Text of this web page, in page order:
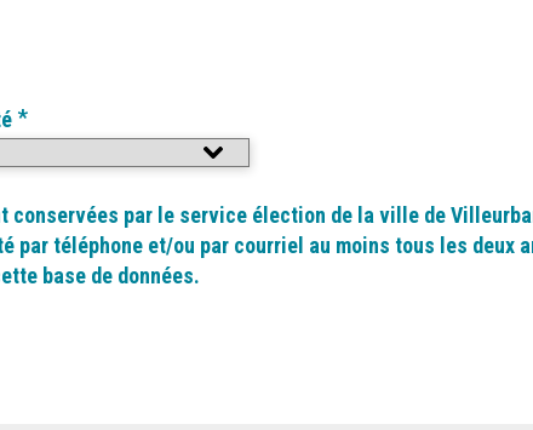
*
conservées par le service élection de la ville de
par téléphone et/ou par courriel au moins tous les deux
base de données.